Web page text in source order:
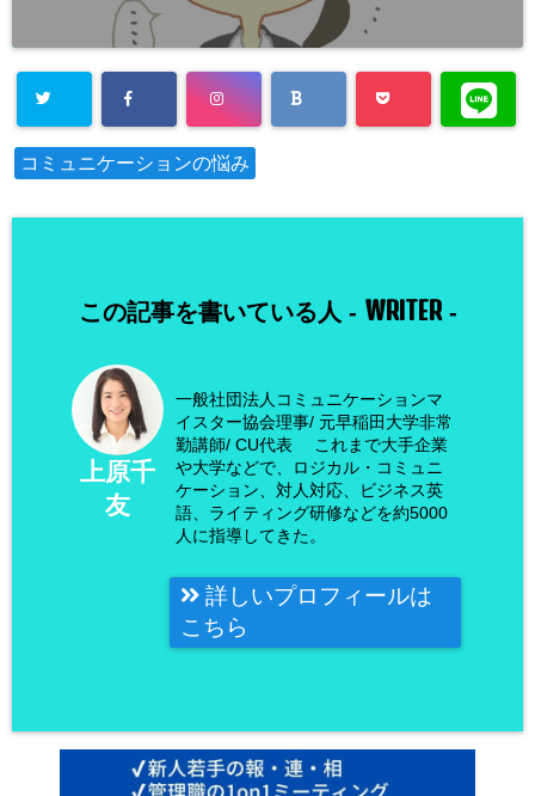
コミュニケーションの悩み
この記事を書いている人 - WRITER-
上原千
友
一般社団法人コミュニケーションマ
イスター協会理事/ 元早稲田大学非常
勤講師/ CU代表 これまで大手企業
や大学などで、ロジカル・コミュニ
ケーション、対人対応、ビジネス英
語、ライティング研修などを約5000
人に指導してきた。
詳しいプロフィールは
こちら